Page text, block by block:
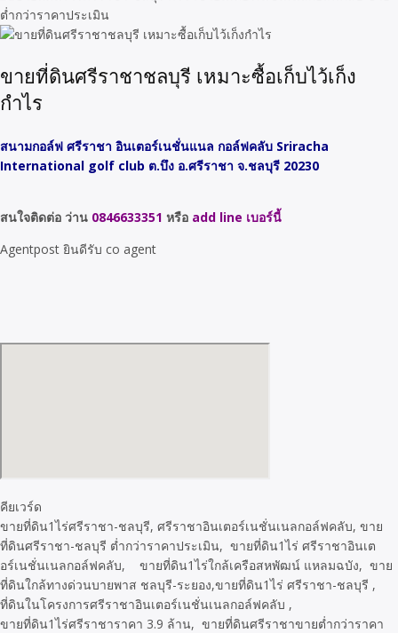
ขายที่ดินศรีราชาชลบุรี เหมาะซื้อเก็บไว้เก็ง
กำไร
สนามกอล์ฟ ศรีราชา อินเตอร์เนชั่นแนล กอล์ฟคลับ Sriracha
International golf club ต.บึง อ.ศรีราชา จ.ชลบุรี 20230
สนใจติดต่อ ว่าน 0846633351 หรือ add line เบอร์นี้
Agentpost ยินดีรับ co agent
คียเวร์ด
ขายที่ดิน1ไร่ศรีราชา-ชลบุรี, ศรีราชาอินเตอร์เนชั่นเนลกอล์ฟคลับ, ขาย
ที่ดินศรีราชา-ชลบุรี ต่ำกว่าราคาประเมิน, ขายที่ดิน1ไร่ ศรีราชาอินเต
อร์เนชั่นเนลกอล์ฟคลับ, ขายที่ดิน1ไร่ใกล้เครือสหพัฒน์ แหลมฉบัง, ขาย
ที่ดินใกล้ทางด่วนบายพาส ชลบุรี-ระยอง,ขายที่ดิน1ไร่ ศรีราชา-ชลบุรี ,
ที่ดินในโครงการศรีราชาอินเตอร์เนชั่นเนลกอล์ฟคลับ ,
ขายที่ดิน1ไร่ศรีราชาราคา 3.9 ล้าน, ขายที่ดินศรีราชาขายต่ำกว่าราคา